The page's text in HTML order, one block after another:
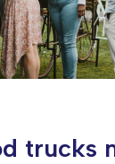
trucks